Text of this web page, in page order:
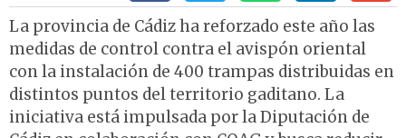
La provincia de Cádiz ha reforzado este año las
medidas de control contra el avispón oriental
con la instalación de 400 trampas distribuidas en
distintos puntos del territorio gaditano. La
iniciativa está impulsada por la Diputación de